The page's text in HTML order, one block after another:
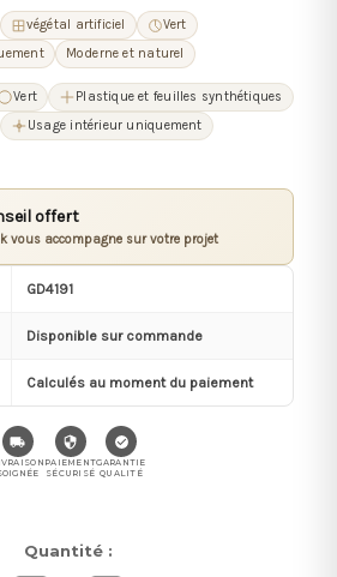
végétal artificiel
Vert
Moderne et naturel
Vert
Plastique et feuilles synthétiques
Usage intérieur uniquement
offert
vous accompagne sur votre projet
GD4191
Disponible sur commande
Calculés au moment du paiement
PAIEMENT
SÉCURISÉ
GARANTIE
QUALITÉ
Quantité :